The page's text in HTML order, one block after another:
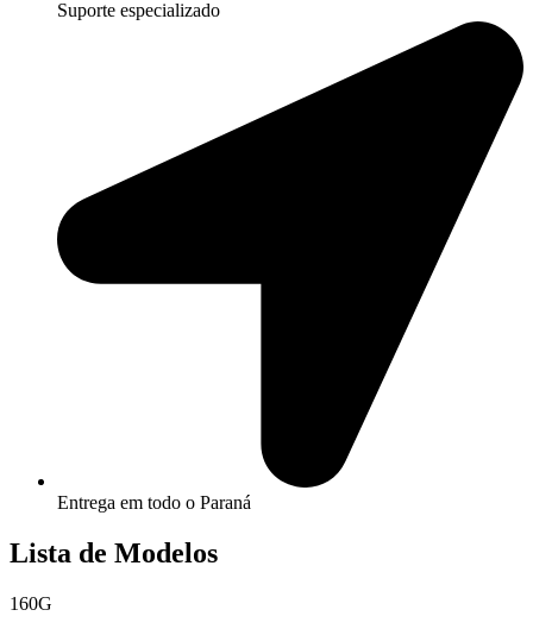
Suporte especializado
Entrega em todo o Paraná
Lista de Modelos
160G